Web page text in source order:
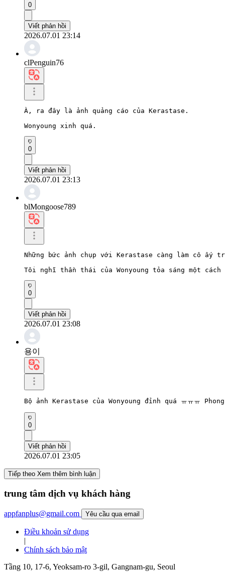
0
Viết phản hồi
2026.07.01 23:14
clPenguin76
À, ra đây là ảnh quảng cáo của Kerastase.
Wonyoung xinh quá.
0
Viết phản hồi
2026.07.01 23:13
blMongoose789
Những bức ảnh chụp với Kerastase càng làm cô ấy
Tôi nghĩ thần thái của Wonyoung tỏa sáng một
0
Viết phản hồi
2026.07.01 23:08
용이
Bộ ảnh Kerastase của Wonyoung đỉnh quá ㅠㅠㅠ
0
Viết phản hồi
2026.07.01 23:05
Tiếp theo Xem thêm bình luận
trung tâm dịch vụ khách hàng
appfanplus@gmail.com Yêu cầu qua email
Điều khoản sử dụng
|
Chính sách bảo mật
Tầng 10, 17-6, Yeoksam-ro 3-gil, Gangnam-gu, Seoul